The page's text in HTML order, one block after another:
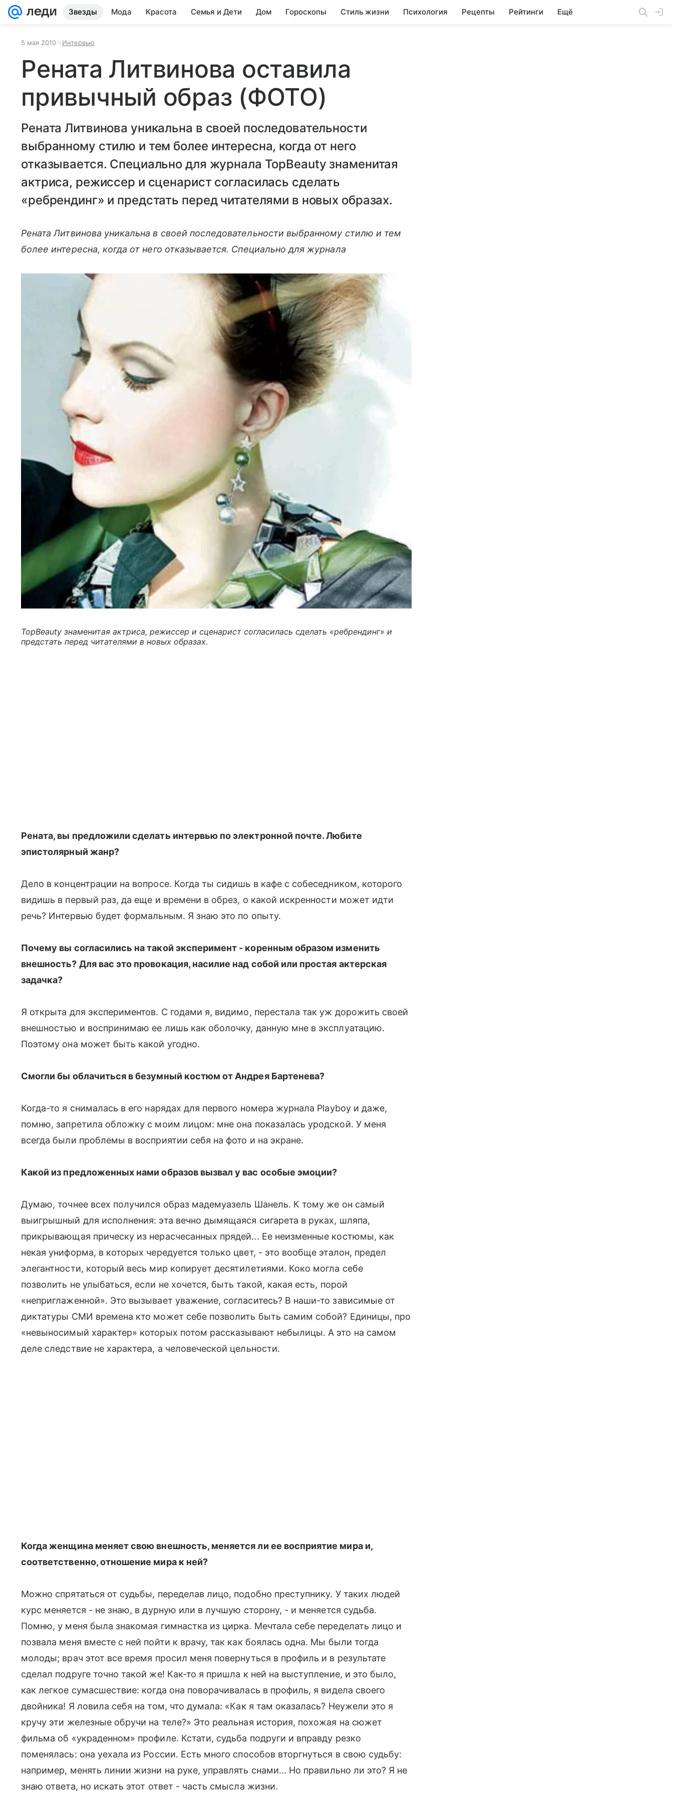
Звезды Мода Красота Семья и Дети Дом Гороскопы Стиль жизни Психология Рецепты Рейтинги Ещё
5 мая 2010 Интервью
Рената Литвинова оставила
привычный образ (ФОТО)
Рената Литвинова уникальна в своей последовательности
выбранному стилю и тем более интересна, когда от него
отказывается. Специально для журнала TopBeauty знаменитая
актриса, режиссер и сценарист согласилась сделать
«ребрендинг» и предстать перед читателями в новых образах.
Рената Литвинова уникальна в своей последовательности выбранному стилю и тем
более интересна, когда от него отказывается. Специально для журнала
TopBeauty знаменитая актриса, режиссер и сценарист согласилась сделать «ребрендинг» и
предстать перед читателями в новых образах.
Рената, вы предложили сделать интервью по электронной почте. Любите
эпистолярный жанр?
Дело в концентрации на вопросе. Когда ты сидишь в кафе с собеседником, которого
видишь в первый раз, да еще и времени в обрез, о какой искренности может идти
речь? Интервью будет формальным. Я знаю это по опыту.
Почему вы согласились на такой эксперимент - коренным образом изменить
внешность? Для вас это провокация, насилие над собой или простая актерская
задачка?
Я открыта для экспериментов. С годами я, видимо, перестала так уж дорожить своей
внешностью и воспринимаю ее лишь как оболочку, данную мне в эксплуатацию.
Поэтому она может быть какой угодно.
Смогли бы облачиться в безумный костюм от Андрея Бартенева?
Когда-то я снималась в его нарядах для первого номера журнала Рlayboy и даже,
помню, запретила обложку с моим лицом: мне она показалась уродской. У меня
всегда были проблемы в восприятии себя на фото и на экране.
Какой из предложенных нами образов вызвал у вас особые эмоции?
Думаю, точнее всех получился образ мадемуазель Шанель. К тому же он самый
выигрышный для исполнения: эта вечно дымящаяся сигарета в руках, шляпа,
прикрывающая прическу из нерасчесанных прядей... Ее неизменные костюмы, как
некая униформа, в которых чередуется только цвет, - это вообще эталон, предел
элегантности, который весь мир копирует десятилетиями. Коко могла себе
позволить не улыбаться, если не хочется, быть такой, какая есть, порой
«неприглаженной». Это вызывает уважение, согласитесь? В наши-то зависимые от
диктатуры СМИ времена кто может себе позволить быть самим собой? Единицы, про
«невыносимый характер» которых потом рассказывают небылицы. А это на самом
деле следствие не характера, а человеческой цельности.
Когда женщина меняет свою внешность, меняется ли ее восприятие мира и,
соответственно, отношение мира к ней?
Можно спрятаться от судьбы, переделав лицо, подобно преступнику. У таких людей
курс меняется - не знаю, в дурную или в лучшую сторону, - и меняется судьба.
Помню, у меня была знакомая гимнастка из цирка. Мечтала себе переделать лицо и
позвала меня вместе с ней пойти к врачу, так как боялась одна. Мы были тогда
молоды; врач этот все время просил меня повернуться в профиль и в результате
сделал подруге точно такой же! Как-то я пришла к ней на выступление, и это было,
как легкое сумасшествие: когда она поворачивалась в профиль, я видела своего
двойника! Я ловила себя на том, что думала: «Как я там оказалась? Неужели это я
кручу эти железные обручи на теле?» Это реальная история, похожая на сюжет
фильма об «украденном» профиле. Кстати, судьба подруги и вправду резко
поменялась: она уехала из России. Есть много способов вторгнуться в свою судьбу:
например, менять линии жизни на руке, управлять снами... Но правильно ли это? Я не
знаю ответа, но искать этот ответ - часть смысла жизни.